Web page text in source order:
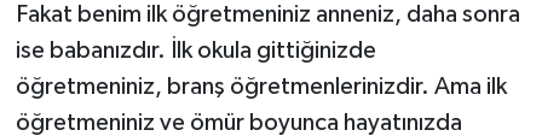
Fakat benim ilk öğretmeniniz anneniz, daha sonra
ise babanızdır. İlk okula gittiğinizde
öğretmeniniz, branş öğretmenlerinizdir. Ama ilk
öğretmeniniz ve ömür boyunca hayatınızda